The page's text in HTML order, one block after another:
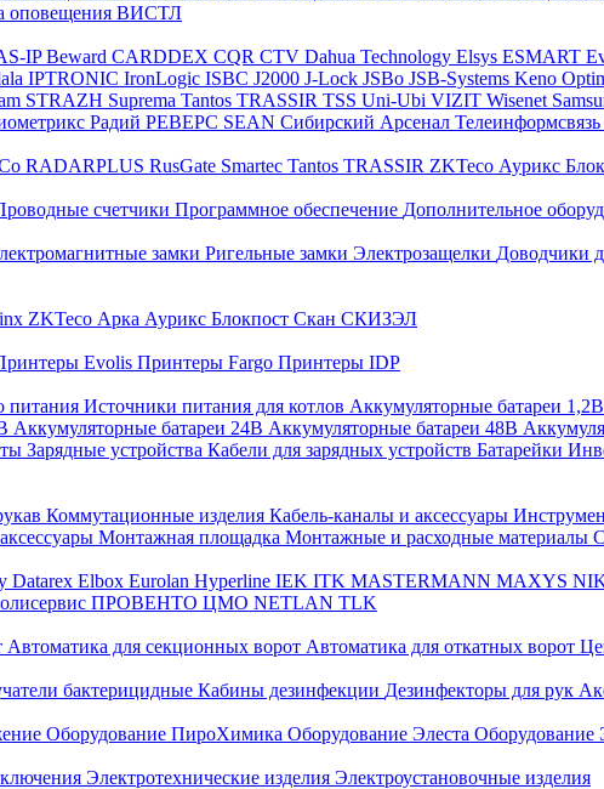
оповещения ВИСТЛ
IPBeward CARDDEX CQR CTV Dahua Technology Elsys ESMART
IPTRONIC IronLogic ISBC J2000 J-Lock JSBo JSB-Systems Keno
STRAZH Suprema Tantos TRASSIR TSS Uni-Ubi VIZIT Wisenet
Радий РЕВЕРС SEAN Сибирский Арсенал Телеинформсвязь
RADARPLUS RusGate Smartec Tantos TRASSIR ZKTeco Аурикс
счетчики Программное обеспечение Дополнительное
замки Ригельные замки Электрозащелки Доводчики
ZKTeco Арка Аурикс Блокпост Скан СКИЗЭЛ
Evolis Принтеры Fargo Принтеры IDP
питания Источники питания для котлов Аккумуляторные батареи 1,2В
Аккумуляторные батареи 24В Аккумуляторные батареи 48В
Зарядные устройства Кабели для зарядных устройств Батарейки
Коммутационные изделия Кабель-каналы и аксессуары
Монтажная площадка Монтажные и расходные материалы
Datarex Elbox Eurolan Hyperline IEK ITK MASTERMANN MAXYS
ПРОВЕНТО ЦМО NETLAN TLK
Автоматика для секционных ворот Автоматика для откатных ворот
бактерицидные Кабины дезинфекции Дезинфекторы для рук
Оборудование ПироХимика Оборудование Элеста Оборудование
Электротехнические изделия Электроустановочные изделия